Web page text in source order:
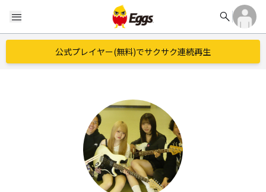
menu search
公式プレイヤー(無料)でサクサク連続再生